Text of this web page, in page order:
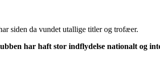
siden da vundet utallige titler og trofæer.
har haft stor indflydelse nationalt og